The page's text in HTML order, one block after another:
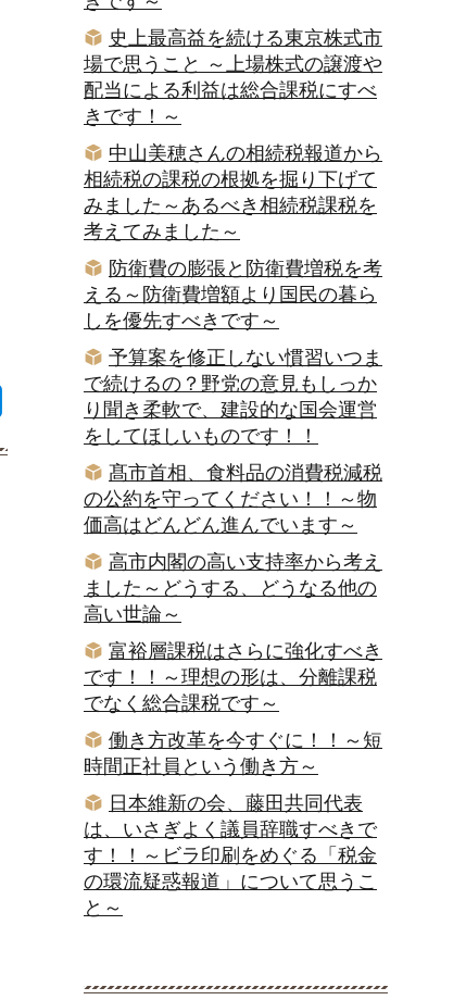
史上最高益を続ける東京株式市
場で思うこと ～上場株式の譲渡や
配当による利益は総合課税にすべ
きです！～
中山美穂さんの相続税報道から
相続税の課税の根拠を掘り下げて
みました～あるべき相続税課税を
考えてみました～
防衛費の膨張と防衛費増税を考
える～防衛費増額より国民の暮ら
しを優先すべきです～
予算案を修正しない慣習いつま
で続けるの？野党の意見もしっか
り聞き柔軟で、建設的な国会運営
をしてほしいものです！！
髙市首相、食料品の消費税減税
の公約を守ってください！！～物
価高はどんどん進んでいます～
高市内閣の高い支持率から考え
ました～どうする、どうなる他の
高い世論～
富裕層課税はさらに強化すべき
です！！～理想の形は、分離課税
でなく総合課税です～
働き方改革を今すぐに！！～短
時間正社員という働き方～
日本維新の会、藤田共同代表
は、いさぎよく議員辞職すべきで
す！！～ビラ印刷をめぐる「税金
の環流疑惑報道」について思うこ
と～